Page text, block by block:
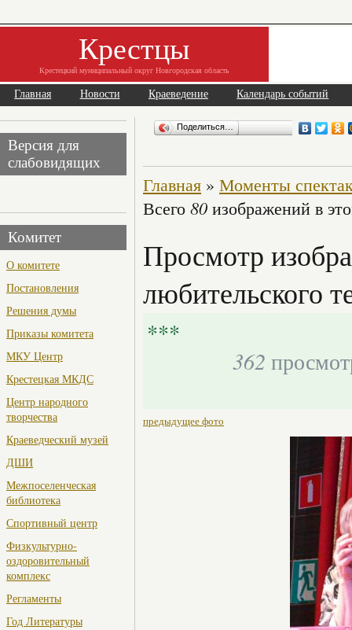
Крестцы
Крестецкий муниципальный округ Новгородская область
Главная Новости Краеведение Календарь событий
Версия для
слабовидящих
Комитет
О комитете
Постановления
Решения думы
Приказы комитета
МКУ Центр
Крестецкая МКДС
Центр народного
творчества
Краеведческий музей
ДШИ
Межпоселенческая
библиотека
Спортивный центр
Физкультурно-
оздоровительный
комплекс
Регламенты
Год Литературы
Поделиться…
Главная » Моменты
Всего 80 изображений в
Просмотр
любительского
***
362
предыдущее фото